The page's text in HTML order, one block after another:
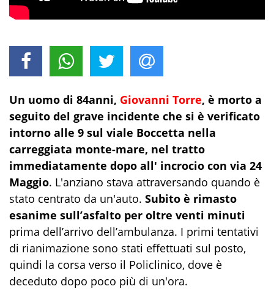
Un uomo di 84anni, Giovanni Torre, è morto a
seguito del grave incidente che si è verificato
intorno alle 9 sul viale Boccetta nella
carreggiata monte-mare, nel tratto
immediatamente dopo all' incrocio con via 24
Maggio. L'anziano stava attraversando quando è
stato centrato da un'auto. Subito è rimasto
esanime sull’asfalto per oltre venti minuti
prima dell’arrivo dell’ambulanza. I primi tentativi
di rianimazione sono stati effettuati sul posto,
quindi la corsa verso il Policlinico, dove è
deceduto dopo poco più di un'ora.